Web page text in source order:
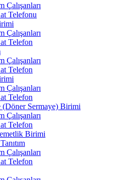
Çalışanları
Telefonu
Çalışanları
Telefon
Çalışanları
Telefon
Çalışanları
Telefon
(Döner Sermaye) Birimi
Çalışanları
Telefon
Birimi
Çalışanları
Telefon